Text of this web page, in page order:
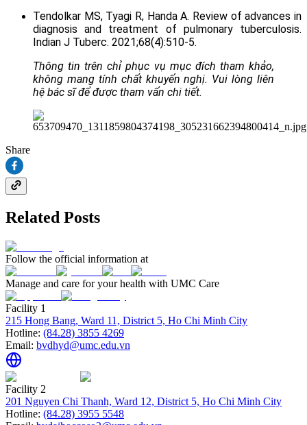
Tendolkar MS, Tyagi R, Handa A. Review of advances in
diagnosis and treatment of pulmonary tuberculosis.
Indian J Tuberc. 2021;68(4):510-5.
Thông tin trên chỉ phục vụ mục đích tham khảo,
không mang tính chất khuyến nghị. Vui lòng liên
hệ bác sĩ để được tham vấn chi tiết.
Share
Related Posts
Follow the official information at
Manage and care for your health with UMC Care
Facility 1
215 Hong Bang, Ward 11, District 5, Ho Chi Minh City
Hotline: (84.28) 3855 4269
Email: bvdhyd@umc.edu.vn
Facility 2
201 Nguyen Chi Thanh, Ward 12, District 5, Ho Chi Minh City
Hotline: (84.28) 3955 5548